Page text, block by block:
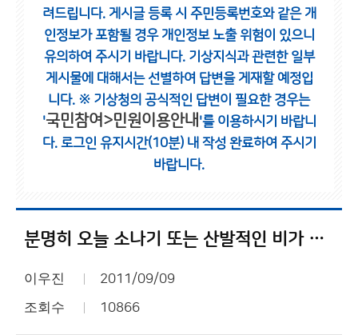
려드립니다. 게시글 등록 시 주민등록번호와 같은 개
인정보가 포함될 경우 개인정보 노출 위험이 있으니
유의하여 주시기 바랍니다. 기상지식과 관련한 일부
게시물에 대해서는 선별하여 답변을 게재할 예정입
니다. ※ 기상청의 공식적인 답변이 필요한 경우는
'국민참여>민원이용안내 '를 이용하시기 바랍니
다. 로그인 유지시간(10분) 내 작성 완료하여 주시기
바랍니다.
분명히 오늘 소나기 또는 산발적인 비가 잠깐 온다고 했는데...
이우진 2011/09/09
조회수 10866